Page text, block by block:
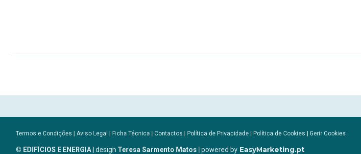
Termos e Condições | Aviso Legal | Ficha Técnica | Contactos | Política de Privacidade | Política de Cookies | Gerir Cookies
© EDIFÍCIOS E ENERGIA| design Teresa Sarmento Matos | powered by EasyMarketing.pt